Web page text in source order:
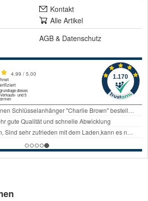
Kontakt
Alle Artikel
AGB & Datenschutz